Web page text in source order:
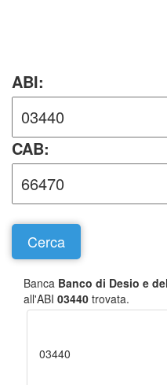
ABI:
CAB:
Banca Banco di Desio e
all'ABI 03440 trovata.
03440